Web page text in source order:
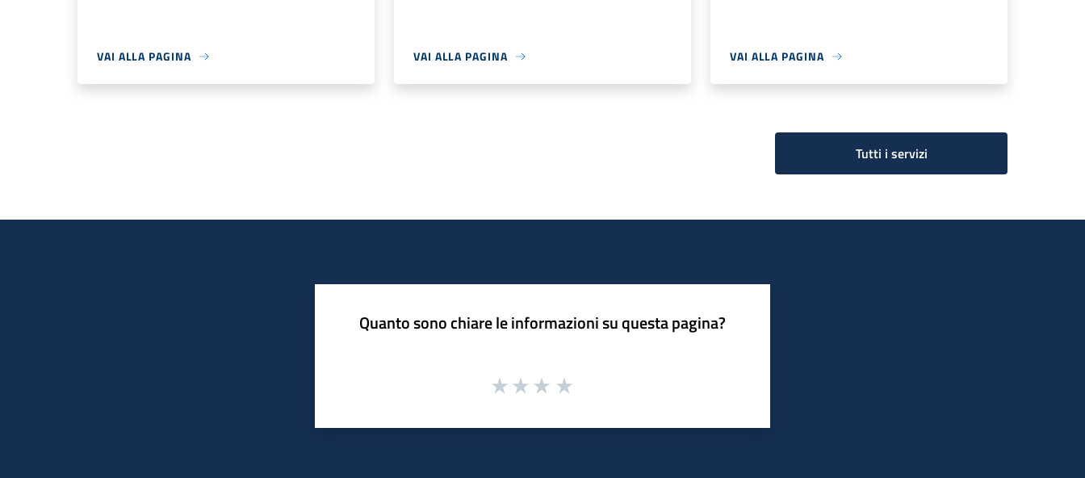
VAI ALLA PAGINA VAI ALLA PAGINA VAI ALLA PAGINA
Tutti i servizi
Quanto sono chiare le informazioni su questa pagina?